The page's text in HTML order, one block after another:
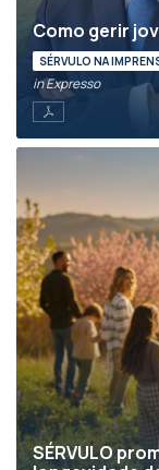
Como gerir
SÉRVULO NA
in Expresso
SÉRVULO